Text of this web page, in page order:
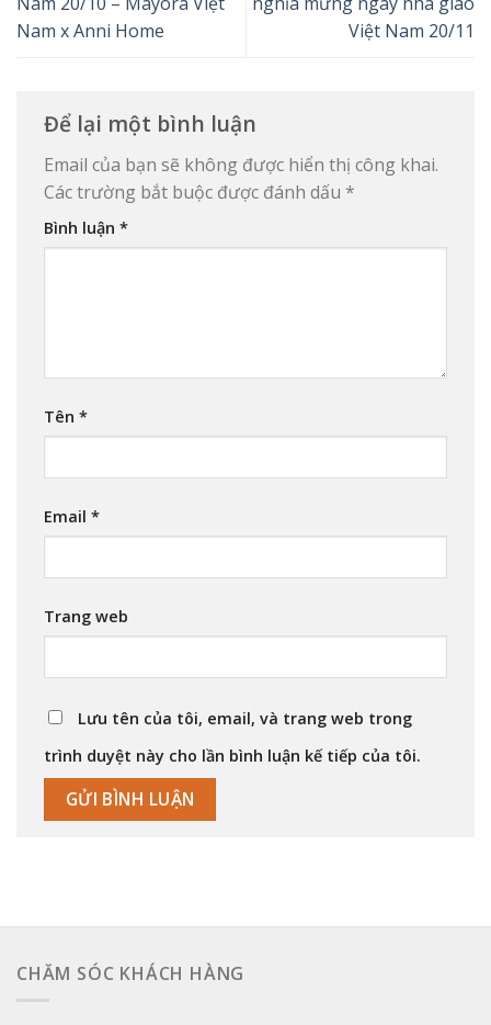
Nam x Anni Home
Việt Nam 20/11
Để lại một bình luận
Email của bạn sẽ không được hiển thị công khai.
Các trường bắt buộc được đánh dấu *
Bình luận *
Tên *
Email *
Trang web
Lưu tên của tôi, email, và trang web trong
trình duyệt này cho lần bình luận kế tiếp của tôi.
CHĂM SÓC KHÁCH HÀNG